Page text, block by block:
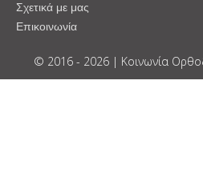
Σχετικά με μας
Επικοινωνία
© 2016 - 2026 | Κοινωνία